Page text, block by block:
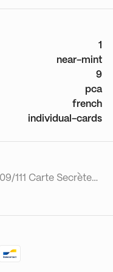
1
near-mint
9
pca
french
individual-cards
111 Carte Secrète
Cette carte
La nouvelle
X remplaçait les